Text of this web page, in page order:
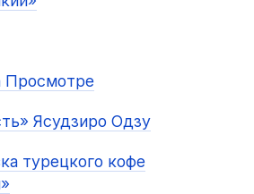
Просмотре
Ясудзиро Одзу
турецкого кофе